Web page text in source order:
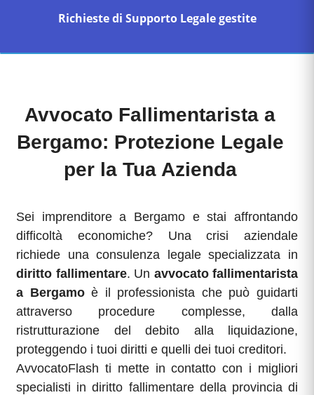
Richieste di Supporto Legale gestite
Avvocato Fallimentarista a
Bergamo: Protezione Legale
per la Tua Azienda
Sei imprenditore a Bergamo e stai affrontando
difficoltà economiche? Una crisi aziendale
richiede una consulenza legale specializzata in
diritto fallimentare. Un avvocato fallimentarista
a Bergamoè il professionista che può guidarti
attraverso procedure complesse, dalla
ristrutturazione del debito alla liquidazione,
proteggendo i tuoi diritti e quelli dei tuoi creditori.
AvvocatoFlash ti mette in contatto con i migliori
specialisti in diritto fallimentare della provincia di